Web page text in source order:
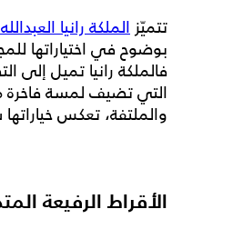
تتميّز الملكة رانيا العبدالله
بوضوح في اختياراتها
فالملكة رانيا تميل إلى
التي تضيف لمسة فاخرة
والملتفة، تعكس
الأقراط الرفيعة